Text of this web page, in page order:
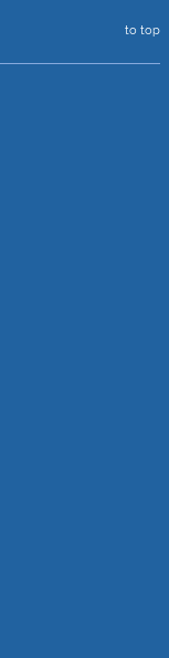
to top